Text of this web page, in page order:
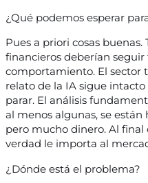
¿Qué podemos esperar
Pues a priori cosas
financieros deberían
comportamiento. El sector
relato de la IA sigue
parar. El análisis
al menos algunas, se
pero mucho dinero. Al final
verdad le importa al
¿Dónde está el problema?